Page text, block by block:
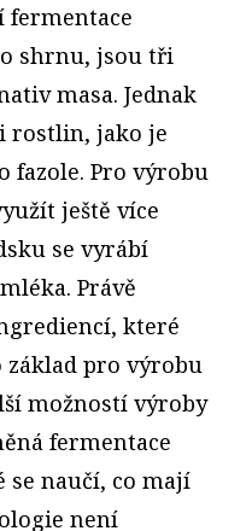
shrnu, jsou tři
masa. Jednak
rostlin, jako je
fazole. Pro výrobu
ještě více
se vyrábí
Právě
které
základ pro výrobu
možností výroby
fermentace
se naučí, co mají
není